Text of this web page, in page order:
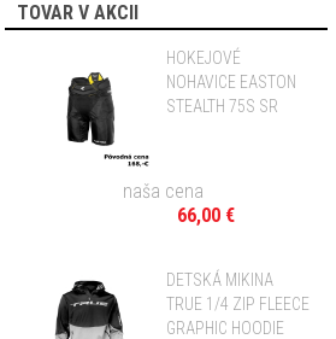
TOVAR V AKCII
HOKEJOVÉ
NOHAVICE EASTON
STEALTH 75S SR
naša cena
66,00 €
DETSKÁ MIKINA
TRUE 1/4 ZIP FLEECE
GRAPHIC HOODIE